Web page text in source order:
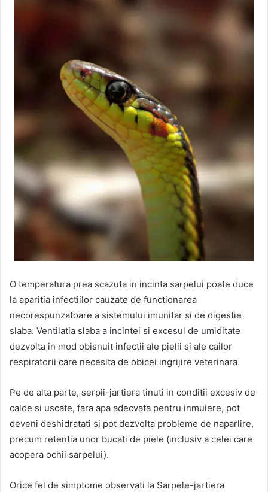
O temperatura prea scazuta in incinta sarpelui poate duce
la aparitia infectiilor cauzate de functionarea
necorespunzatoare a sistemului imunitar si de digestie
slaba. Ventilatia slaba a incintei si excesul de umiditate
dezvolta in mod obisnuit infectii ale pielii si ale cailor
respiratorii care necesita de obicei ingrijire veterinara.
Pe de alta parte, serpii-jartiera tinuti in conditii excesiv de
calde si uscate, fara apa adecvata pentru inmuiere, pot
deveni deshidratati si pot dezvolta probleme de naparlire,
precum retentia unor bucati de piele (inclusiv a celei care
acopera ochii sarpelui).
Orice fel de simptome observati la Sarpele-jartiera